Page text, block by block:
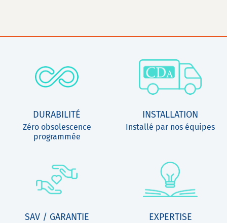
DURABILITÉ
Zéro obsolescence
programmée
INSTALLATION
Installé par nos équipes
SAV / GARANTIE EXPERTISE